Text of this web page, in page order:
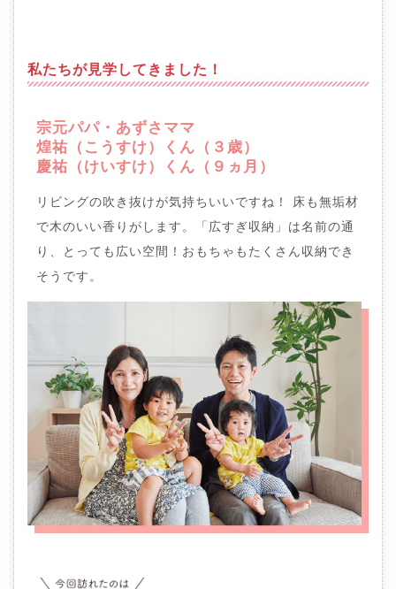
私たちが見学してきました！
宗元パパ・あずさママ
煌祐（こうすけ）くん（３歳）
慶祐（けいすけ）くん（９ヵ月）
リビングの吹き抜けが気持ちいいですね！ 床も無垢材
で木のいい香りがします。「広すぎ収納」は名前の通
り、とっても広い空間！おもちゃもたくさん収納でき
そうです。